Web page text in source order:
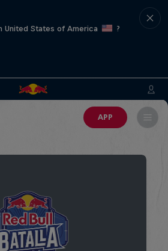
United States of America
?
APP